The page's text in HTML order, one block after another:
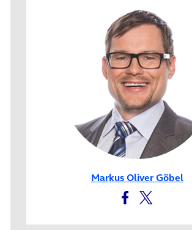
Markus Oliver Göbel